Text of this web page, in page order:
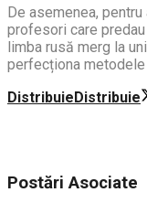
De asemenea,
profesori care
limba rusă merg la
perfecționa
Distribuie Distribuie
PostăriAsociate